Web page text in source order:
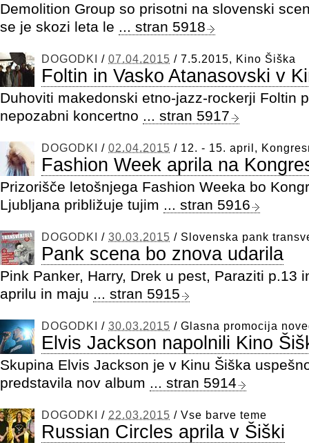
Demolition Group so prisotni na slovenski
se je skozi leta le ... stran 5918
DOGODKI / 07.04.2015 / 7.5.2015, Kino Šiška
Foltin in Vasko Atanasovski v
Duhoviti makedonski etno-jazz-rockerji Foltin
nepozabni koncertno ... stran 5917
DOGODKI / 02.04.2015 / 12. - 15. april,
Fashion Week aprila na
Prizorišče letošnjega Fashion Weeka bo
Ljubljana približuje tujim ... stran 5916
DOGODKI / 30.03.2015 / Slovenska pank
Pank scena bo znova udarila
Pink Panker, Harry, Drek u pest, Paraziti p.13
aprilu in maju ... stran 5915
DOGODKI / 30.03.2015 / Glasna promocija
Elvis Jackson napolnili Kino
Skupina Elvis Jackson je v Kinu Šiška
predstavila nov album ... stran 5914
DOGODKI / 22.03.2015 / Vse barve teme
Russian Circles aprila v Šiški